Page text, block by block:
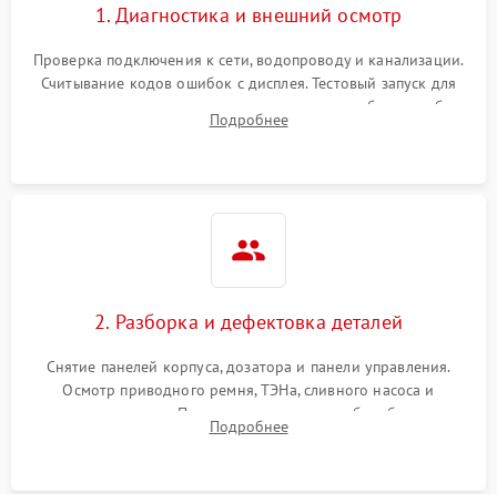
1. Диагностика и внешний осмотр
Проверка подключения к сети, водопроводу и канализации.
Считывание кодов ошибок с дисплея. Тестовый запуск для
выявления посторонних шумов, протечек или сбоев в работе
электронного модуля управления.
Подробнее
2. Разборка и дефектовка деталей
Снятие панелей корпуса, дозатора и панели управления.
Осмотр приводного ремня, ТЭНа, сливного насоса и
амортизаторов. Проверка подшипников барабана и
крестовины на износ, а манжеты люка на разрывы.
Подробнее